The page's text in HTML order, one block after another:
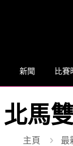
新聞 比賽
北馬
主頁 最